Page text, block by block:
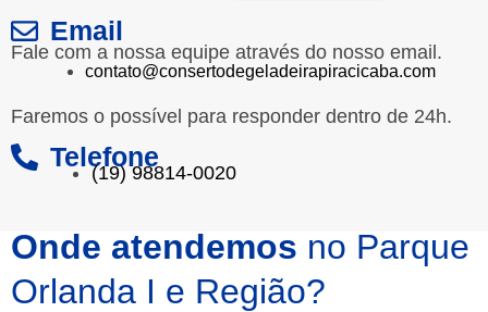
Email
Fale com a nossa equipe através do nosso email.
contato@consertodegeladeirapiracicaba.com
Faremos o possível para responder dentro de 24h.
Telefone
(19) 98814-0020
Onde atendemos no Parque
Orlanda I e Região?